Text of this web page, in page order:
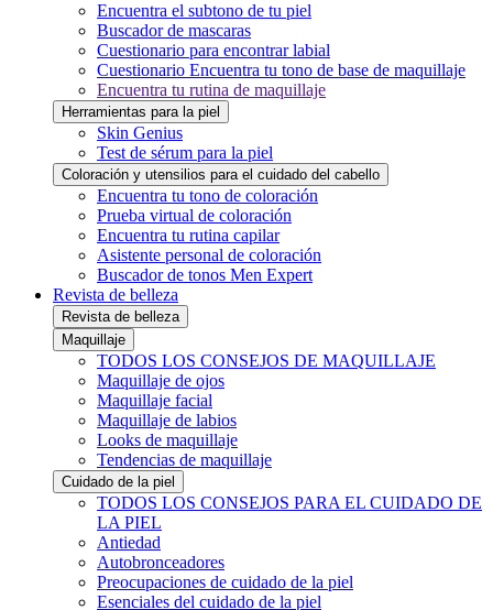
Encuentra el subtono de tu piel
Buscador de mascaras
Cuestionario para encontrar labial
Cuestionario Encuentra tu tono de base de maquillaje
Encuentra tu rutina de maquillaje
Herramientas para la piel
Skin Genius
Test de sérum para la piel
Coloración y utensilios para el cuidado del cabello
Encuentra tu tono de coloración
Prueba virtual de coloración
Encuentra tu rutina capilar
Asistente personal de coloración
Buscador de tonos Men Expert
Revista de belleza
Revista de belleza
Maquillaje
TODOS LOS CONSEJOS DE MAQUILLAJE
Maquillaje de ojos
Maquillaje facial
Maquillaje de labios
Looks de maquillaje
Tendencias de maquillaje
Cuidado de la piel
TODOS LOS CONSEJOS PARA EL CUIDADO DE
LA PIEL
Antiedad
Autobronceadores
Preocupaciones de cuidado de la piel
Esenciales del cuidado de la piel